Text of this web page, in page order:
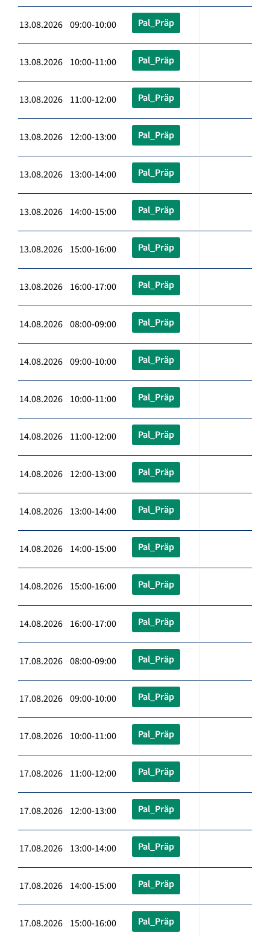
13.08.2026 09:00-10:00 Pal_Präp
13.08.2026 10:00-11:00 Pal_Präp
13.08.2026 11:00-12:00 Pal_Präp
13.08.2026 12:00-13:00 Pal_Präp
13.08.2026 13:00-14:00 Pal_Präp
13.08.2026 14:00-15:00 Pal_Präp
13.08.2026 15:00-16:00 Pal_Präp
13.08.2026 16:00-17:00 Pal_Präp
14.08.2026 08:00-09:00 Pal_Präp
14.08.2026 09:00-10:00 Pal_Präp
14.08.2026 10:00-11:00 Pal_Präp
14.08.2026 11:00-12:00 Pal_Präp
14.08.2026 12:00-13:00 Pal_Präp
14.08.2026 13:00-14:00 Pal_Präp
14.08.2026 14:00-15:00 Pal_Präp
14.08.2026 15:00-16:00 Pal_Präp
14.08.2026 16:00-17:00 Pal_Präp
17.08.2026 08:00-09:00 Pal_Präp
17.08.2026 09:00-10:00 Pal_Präp
17.08.2026 10:00-11:00 Pal_Präp
17.08.2026 11:00-12:00 Pal_Präp
17.08.2026 12:00-13:00 Pal_Präp
17.08.2026 13:00-14:00 Pal_Präp
17.08.2026 14:00-15:00 Pal_Präp
17.08.2026 15:00-16:00 Pal_Präp